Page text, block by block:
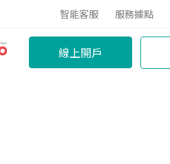
智能客服 服務據點
線上開戶